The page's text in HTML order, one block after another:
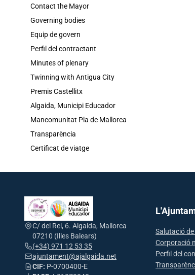
Contact the Mayor
Governing bodies
Equip de govern
Perfil del contractant
Minutes of plenary
Twinning with Antigua City
Premis Castellitx
Algaida, Municipi Educador
Mancomunitat Pla de Mallorca
Transparència
Certificat de viatge
C/ del Rei, 6. Algaida, Mallorca
07210 (Illes Balears)
(+34) 971 12 53 35
ajuntament@ajalgaida.net
CIF: P-0700400-E
Salutació
Corporació
Perfil del